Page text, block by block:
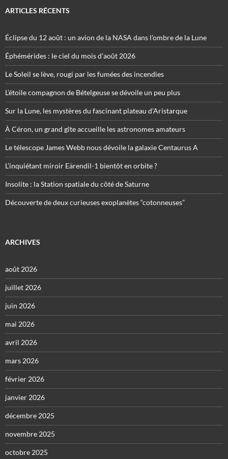
ARTICLES RÉCENTS
Éclipse du 12 août : un avion de la NASA dans l’ombre de la Lune
Éphémérides : le ciel du mois d’août 2026
Le Soleil se lève, rougi par les fumées des incendies
L’étoile compagnon de Bételgeuse se dévoile un peu plus
Sur la Lune, les mystères du fascinant plateau d’Aristarque
À Céron, un grand gîte accueille les astronomes amateurs
Le télescope James Webb nous dévoile la galaxie Centaurus A
L’inquiétant miroir Eärendil-1 bientôt en orbite ?
Insolite : la Station spatiale du côté de Saturne
Découverte de deux curieuses exoplanètes “cotonneuses”
ARCHIVES
août 2026
juillet 2026
juin 2026
mai 2026
avril 2026
mars 2026
février 2026
janvier 2026
décembre 2025
novembre 2025
octobre 2025